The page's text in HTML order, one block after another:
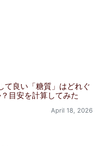
て良い「糖質」はどれぐ
目安を計算してみた
April 18, 2026